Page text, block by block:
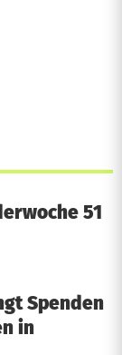
51
Spenden
in